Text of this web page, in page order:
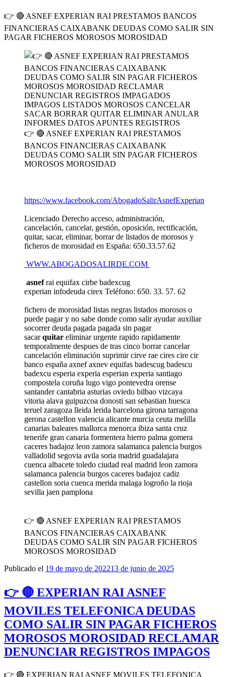
👉 🔴 ASNEF EXPERIAN RAI PRESTAMOS BANCOS
FINANCIERAS CAIXABANK DEUDAS COMO SALIR SIN
PAGAR FICHEROS MOROSOS MOROSIDAD
👉 🔴 ASNEF EXPERIAN RAI PRESTAMOS
BANCOS FINANCIERAS CAIXABANK
DEUDAS COMO SALIR SIN PAGAR FICHEROS
MOROSOS MOROSIDAD
https://www.facebook.com/AbogadoSalirAsnefExperian
Licenciado Derecho acceso, administración,
cancelación, cancelar, gestión, oposición, rectificación,
quitar, sacar, eliminar, borrar de listados de morosos y
ficheros de morosidad en España: 650.33.57.62
WWW.ABOGADOSALIRDE.COM
asnefrai equifax cirbe badexcug
experian infodeuda cirex Teléfono: 650. 33. 57. 62
fichero de morosidad listas negras listados morosos o
puede pagar y no sabe donde como salir ayudar auxiliar
socorrer deuda pagada pagada sin pagar
sacarquitar eliminar urgente rapido rapidamente
temporalmente despues de tras cinco borrar cancelar
cancelación eliminación suprimir cirve rae cires cire cir
banco españa axnef axnev equifas badescug badescu
badexcu esperia experia esperian experia santiago
compostela coruña lugo vigo pontevedra orense
santander cantabria asturias oviedo bilbao vizcaya
vitoria alava guipuzcoa donosti san sebastian huesca
teruel zaragoza lleida lerida barcelona girona tarragona
gerona castellon valencia alicante murcia ceuta melilla
canarias baleares mallorca menorca ibiza santa cruz
tenerife gran canaria formentera hierro palma gomera
caceres badajoz leon zamora salamanca palencia burgos
valladolid segovia avila soria madrid guadalajara
cuenca albacete toledo ciudad real madrid leon zamora
salamanca palencia burgos caceres badajoz cadiz
castellon soria cuenca merida malaga logroño la rioja
sevilla jaen pamplona
👉 🔴 ASNEF EXPERIAN RAI PRESTAMOS
BANCOS FINANCIERAS CAIXABANK
DEUDAS COMO SALIR SIN PAGAR FICHEROS
MOROSOS MOROSIDAD
Publicado el 19 de mayo de 202213 de junio de 2025
👉 🔴 EXPERIAN RAI ASNEF
MOVILES TELEFONICA DEUDAS
COMO SALIR SIN PAGAR FICHEROS
MOROSOS MOROSIDAD RECLAMAR
DENUNCIAR REGISTROS IMPAGOS
👉 🔴 EXPERIAN RAI ASNEF MOVILES TELEFONICA